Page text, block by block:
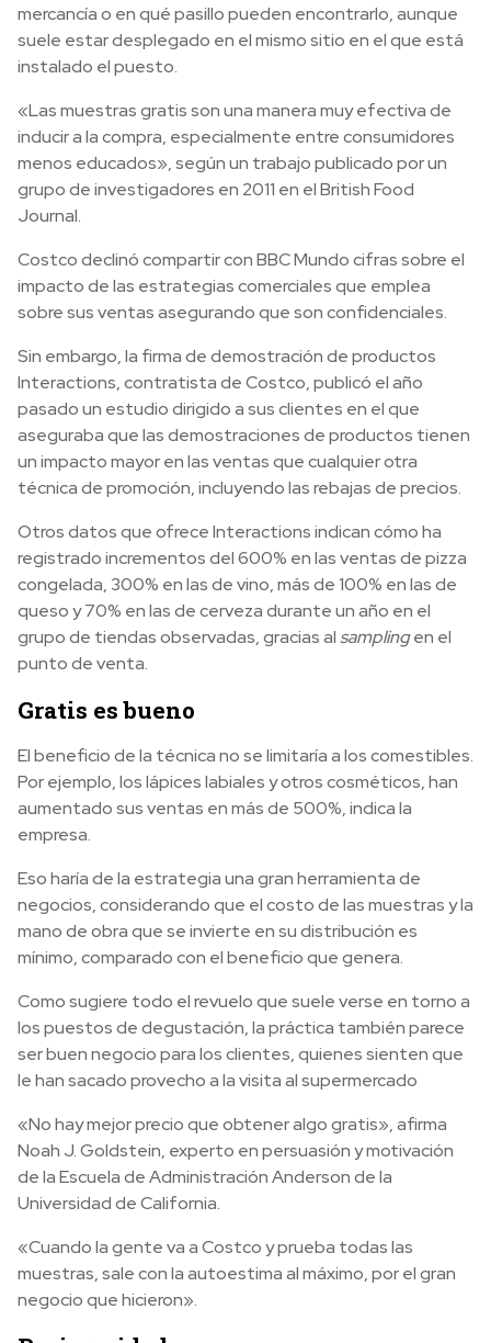
mercancía o en qué pasillo pueden encontrarlo, aunque
suele estar desplegado en el mismo sitio en el que está
instalado el puesto.
«Las muestras gratis son una manera muy efectiva de
inducir a la compra, especialmente entre consumidores
menos educados», según un trabajo publicado por un
grupo de investigadores en 2011 en el British Food
Journal.
Costco declinó compartir con BBC Mundo cifras sobre el
impacto de las estrategias comerciales que emplea
sobre sus ventas asegurando que son confidenciales.
Sin embargo, la firma de demostración de productos
Interactions, contratista de Costco, publicó el año
pasado un estudio dirigido a sus clientes en el que
aseguraba que las demostraciones de productos tienen
un impacto mayor en las ventas que cualquier otra
técnica de promoción, incluyendo las rebajas de precios.
Otros datos que ofrece Interactions indican cómo ha
registrado incrementos del 600% en las ventas de pizza
congelada, 300% en las de vino, más de 100% en las de
queso y 70% en las de cerveza durante un año en el
grupo de tiendas observadas, gracias alsamplingen el
punto de venta.
Gratis es bueno
El beneficio de la técnica no se limitaría a los comestibles.
Por ejemplo, los lápices labiales y otros cosméticos, han
aumentado sus ventas en más de 500%, indica la
empresa.
Eso haría de la estrategia una gran herramienta de
negocios, considerando que el costo de las muestras y la
mano de obra que se invierte en su distribución es
mínimo, comparado con el beneficio que genera.
Como sugiere todo el revuelo que suele verse en torno a
los puestos de degustación, la práctica también parece
ser buen negocio para los clientes, quienes sienten que
le han sacado provecho a la visita al supermercado
«No hay mejor precio que obtener algo gratis», afirma
Noah J. Goldstein, experto en persuasión y motivación
de la Escuela de Administración Anderson de la
Universidad de California.
«Cuando la gente va a Costco y prueba todas las
muestras, sale con la autoestima al máximo, por el gran
negocio que hicieron».